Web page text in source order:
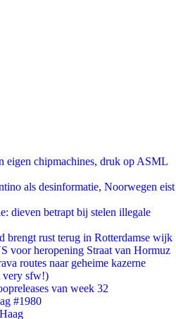
eigen chipmachines, druk op ASML
als desinformatie, Noorwegen eist
dieven betrapt bij stelen illegale
brengt rust terug in Rotterdamse wijk
voor heropening Straat van Hormuz
routes naar geheime kazerne
very sfw!)
van week 32
#1980